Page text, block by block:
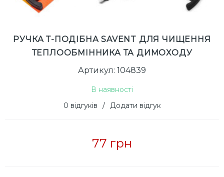
РУЧКА Т-ПОДІБНА SAVENT ДЛЯ ЧИЩЕННЯ
ТЕПЛООБМІННИКА ТА ДИМОХОДУ
Артикул: 104839
В наявності
0 відгуків
/ Додати відгук
77 грн